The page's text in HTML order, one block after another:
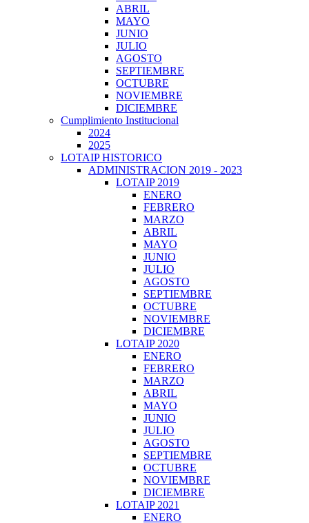
ABRIL
MAYO
JUNIO
JULIO
AGOSTO
SEPTIEMBRE
OCTUBRE
NOVIEMBRE
DICIEMBRE
Cumplimiento Institucional
2024
2025
LOTAIP HISTORICO
ADMINISTRACION 2019 - 2023
LOTAIP 2019
ENERO
FEBRERO
MARZO
ABRIL
MAYO
JUNIO
JULIO
AGOSTO
SEPTIEMBRE
OCTUBRE
NOVIEMBRE
DICIEMBRE
LOTAIP 2020
ENERO
FEBRERO
MARZO
ABRIL
MAYO
JUNIO
JULIO
AGOSTO
SEPTIEMBRE
OCTUBRE
NOVIEMBRE
DICIEMBRE
LOTAIP 2021
ENERO